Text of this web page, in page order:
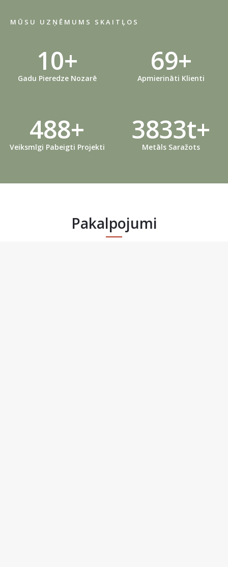
MŪSU UZŅĒMUMS SKAITĻOS
10+
Gadu Pieredze Nozarē
69+
Apmierināti Klienti
488+
Veiksmīgi Pabeigti Projekti
3833t+
Metāls Saražots
Pakalpojumi